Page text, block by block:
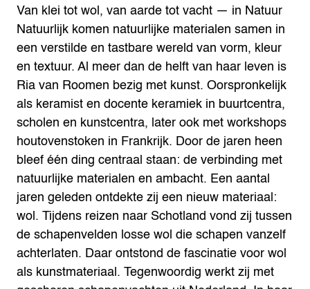
Van klei tot wol, van aarde tot vacht — in Natuur
Natuurlijk komen natuurlijke materialen samen in
een verstilde en tastbare wereld van vorm, kleur
en textuur.Al meer dan de helft van haar leven is
Ria van Roomen bezig met kunst. Oorspronkelijk
als keramist en docente keramiek in buurtcentra,
scholen en kunstcentra, later ook met workshops
houtovenstoken in Frankrijk. Door de jaren heen
bleef één ding centraal staan: de verbinding met
natuurlijke materialen en ambacht. Een aantal
jaren geleden ontdekte zij een nieuw materiaal:
wol. Tijdens reizen naar Schotland vond zij tussen
de schapenvelden losse wol die schapen vanzelf
achterlaten. Daar ontstond de fascinatie voor wol
als kunstmateriaal. Tegenwoordig werkt zij met